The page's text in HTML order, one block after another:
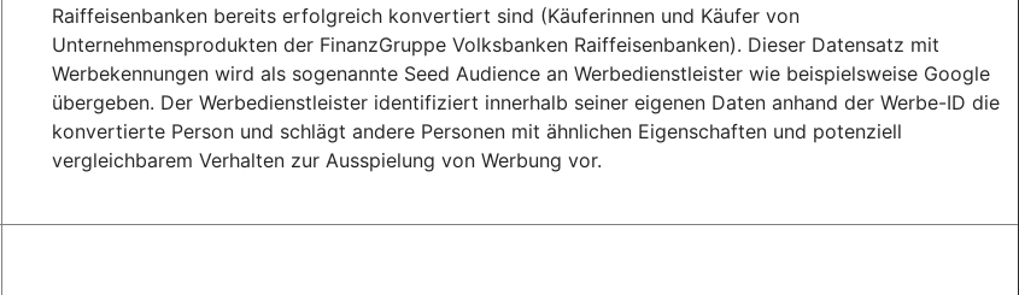
Raiffeisenbanken bereits erfolgreich konvertiert sind (Käuferinnen und Käufer von
Unternehmensprodukten der FinanzGruppe Volksbanken Raiffeisenbanken). Dieser Datensatz mit
Werbekennungen wird als sogenannte Seed Audience an Werbedienstleister wie beispielsweise Google
übergeben. Der Werbedienstleister identifiziert innerhalb seiner eigenen Daten anhand der Werbe-ID die
konvertierte Person und schlägt andere Personen mit ähnlichen Eigenschaften und potenziell
vergleichbarem Verhalten zur Ausspielung von Werbung vor.